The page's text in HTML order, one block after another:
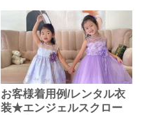
お客様着用例/レンタル衣
装★エンジェルスクロー